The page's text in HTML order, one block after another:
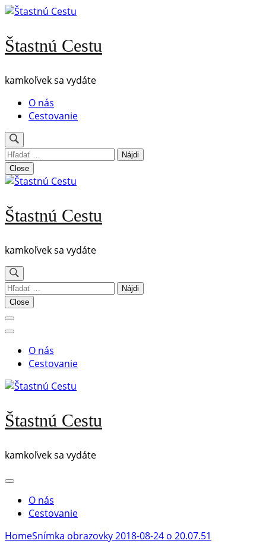
Skip
content
(Press
Štastnú Cestu
kamkoľvek sa vydáte
O nás
Cestovanie
Hľadať:
Close
Štastnú Cestu
kamkoľvek sa vydáte
Hľadať:
Close
O nás
Cestovanie
Štastnú Cestu
kamkoľvek sa vydáte
O nás
Cestovanie
HomeSnímka obrazovky 2018-08-24 o 20.07.51